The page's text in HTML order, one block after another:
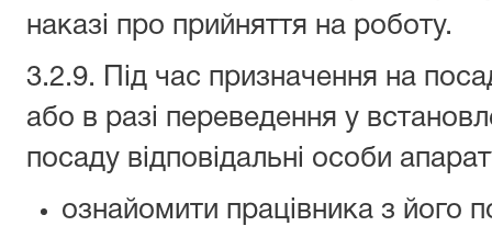
наказі про прийняття на роботу.
3.2.9. Під час призначення на
або в разі переведення у
посаду відповідальні особи
ознайомити працівника з його